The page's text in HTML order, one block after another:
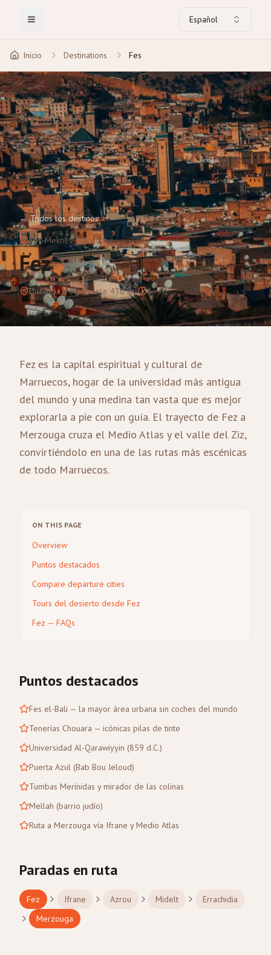
Toggle Menu Español
Inicio Destinations Fes
←Todos los destinos
Fès-Meknès, Morocco
Fez
Distancia a Merzouga: 430km 6–7h
Fez es la capital espiritual y cultural de
Marruecos, hogar de la universidad más antigua
del mundo y una medina tan vasta que es mejor
explorarla a pie con un guía. El trayecto de Fez a
Merzouga cruza el Medio Atlas y el valle del Ziz,
convirtiéndolo en una de las rutas más escénicas
de todo Marruecos.
ON THIS PAGE
Overview
Puntos destacados
Compare departure cities
Tours del desierto desde Fez
Fez — FAQs
Puntos destacados
Fes el-Bali — la mayor área urbana sin coches del mundo
Tenerías Chouara — icónicas pilas de tinte
Universidad Al-Qarawiyyin (859 d.C.)
Puerta Azul (Bab Bou Jeloud)
Tumbas Merínidas y mirador de las colinas
Mellah (barrio judío)
Ruta a Merzouga vía Ifrane y Medio Atlas
Paradas en ruta
Fez Ifrane Azrou Midelt
Errachidia
Merzouga